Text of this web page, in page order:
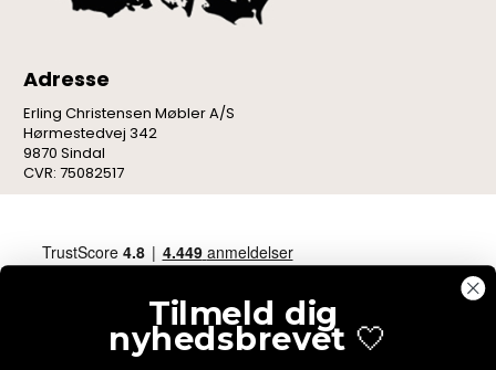
Adresse
Erling Christensen Møbler A/S
Hørmestedvej 342
9870 Sindal
CVR: 75082517
Tilmeld dig
nyhedsbrevet 🤍